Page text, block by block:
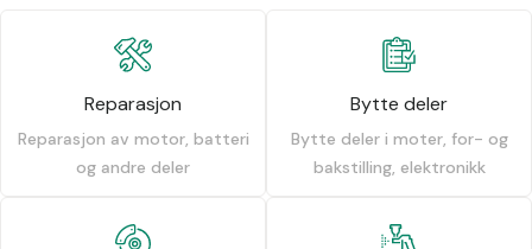
Reparasjon
Reparasjon av motor, batteri
og andre deler
Bytte deler
Bytte deler i moter, for- og
bakstilling, elektronikk